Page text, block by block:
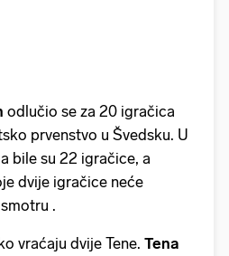
odlučio se za 20 igračica
prvenstvo u Švedsku. U
bile su 22 igračice, a
dvije igračice neće
.
vraćaju dvije Tene. Tena